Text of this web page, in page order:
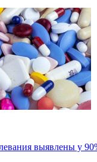
выявлены у